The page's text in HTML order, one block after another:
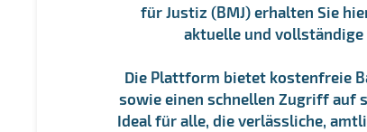
für Justiz (BMJ) erhalten Sie
aktuelle und vollständige
Die Plattform bietet kostenfreie
sowie einen schnellen Zugriff auf
Ideal für alle, die verlässliche,